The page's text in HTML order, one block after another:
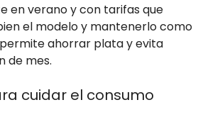
en verano y con tarifas que
el modelo y mantenerlo como
ahorrar plata y evita
de mes.
cuidar el consumo